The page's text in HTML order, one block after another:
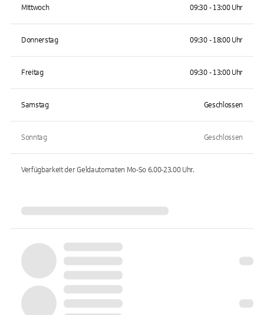
Mittwoch 09:30 - 13:00 Uhr
Donnerstag 09:30 - 18:00 Uhr
Freitag 09:30 - 13:00 Uhr
Samstag Geschlossen
Sonntag Geschlossen
Verfügbarkeit der Geldautomaten Mo-So 6.00-23.00Uhr.